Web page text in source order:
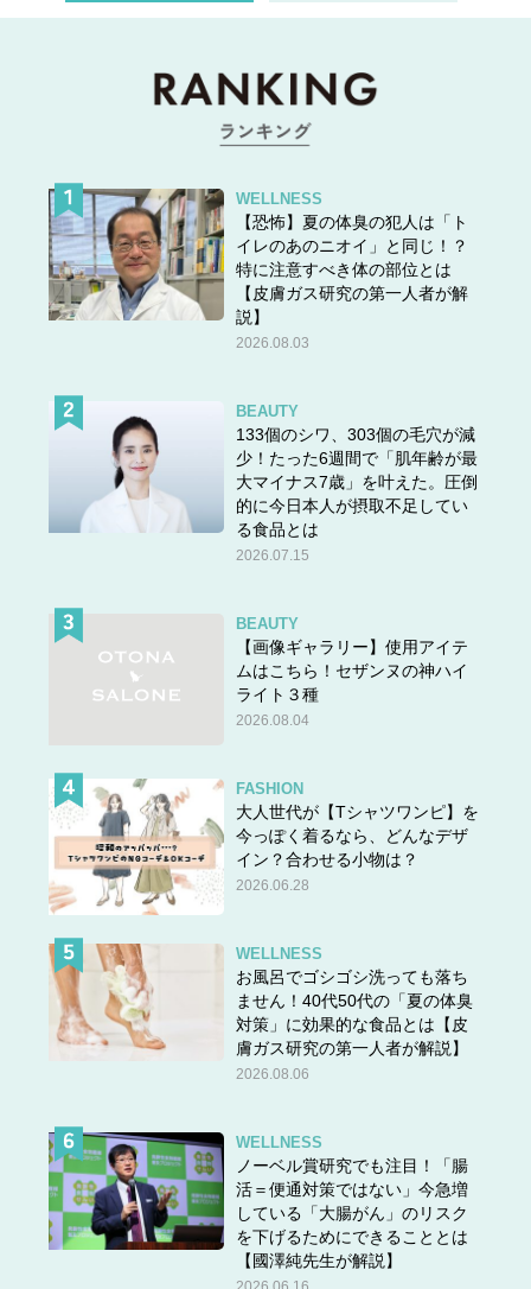
WELLNESS
【恐怖】夏の体臭の犯人は「ト
イレのあのニオイ」と同じ！？
特に注意すべき体の部位とは
【皮膚ガス研究の第一人者が解
説】
2026.08.03
BEAUTY
133個のシワ、303個の毛穴が減
少！たった6週間で「肌年齢が最
大マイナス7歳」を叶えた。圧倒
的に今日本人が摂取不足してい
る食品とは
2026.07.15
BEAUTY
【画像ギャラリー】使用アイテ
ムはこちら！セザンヌの神ハイ
ライト３種
2026.08.04
FASHION
大人世代が【Tシャツワンピ】を
今っぽく着るなら、どんなデザ
イン？合わせる小物は？
2026.06.28
WELLNESS
お風呂でゴシゴシ洗っても落ち
ません！40代50代の「夏の体臭
対策」に効果的な食品とは【皮
膚ガス研究の第一人者が解説】
2026.08.06
WELLNESS
ノーベル賞研究でも注目！「腸
活＝便通対策ではない」今急増
している「大腸がん」のリスク
を下げるためにできることとは
【國澤純先生が解説】